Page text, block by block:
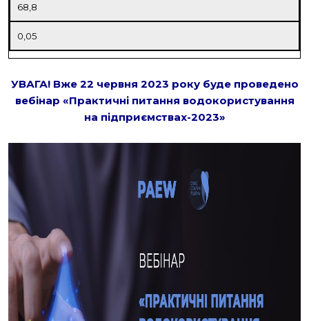
68,8
0,05
УВАГА! Вже 22 червня 2023 року буде проведено
вебінар «Практичні питання водокористування
на підприємствах-2023»